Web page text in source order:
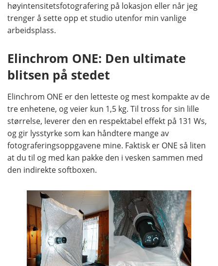
høyintensitetsfotografering på lokasjon eller når jeg
trenger å sette opp et studio utenfor min vanlige
arbeidsplass.
Elinchrom ONE: Den ultimate
blitsen på stedet
Elinchrom ONE er den letteste og mest kompakte av de
tre enhetene, og veier kun 1,5 kg. Til tross for sin lille
størrelse, leverer den en respektabel effekt på 131 Ws,
og gir lysstyrke som kan håndtere mange av
fotograferingsoppgavene mine. Faktisk er ONE så liten
at du til og med kan pakke den i vesken sammen med
den indirekte softboxen.